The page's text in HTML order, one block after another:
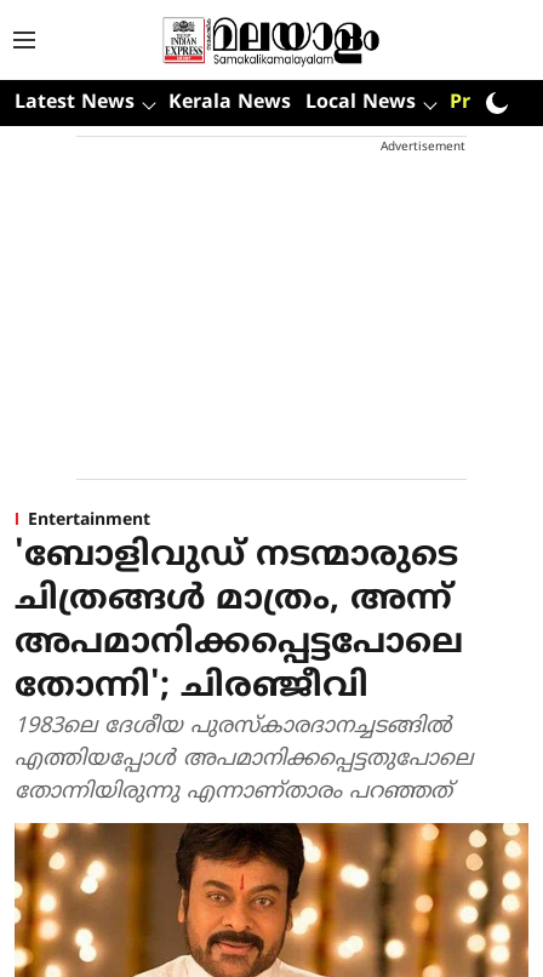
Latest News Kerala News Local News Premium
Advertisement
Entertainment
'ബോളിവുഡ് നടന്മാരുടെ
ചിത്രങ്ങൾ മാത്രം, അന്ന്
അപമാനിക്കപ്പെട്ടപോലെ
തോന്നി'; ചിരഞ്ജീവി
1983ലെ ദേശീയ പുരസ്കാരദാനച്ചടങ്ങിൽ
എത്തിയപ്പോൾ അപമാനിക്കപ്പെട്ടതുപോലെ
തോന്നിയിരുന്നു എന്നാണ്താരം പറഞ്ഞത്